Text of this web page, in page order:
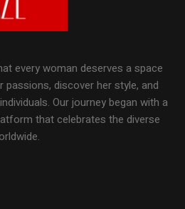
every woman deserves a space
passions, discover her style, and
Our journey began with a
that celebrates the diverse